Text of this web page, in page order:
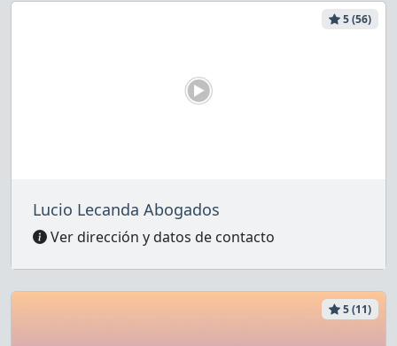
5 (56)
Lucio Lecanda Abogados
Ver dirección y datos de contacto
5 (11)